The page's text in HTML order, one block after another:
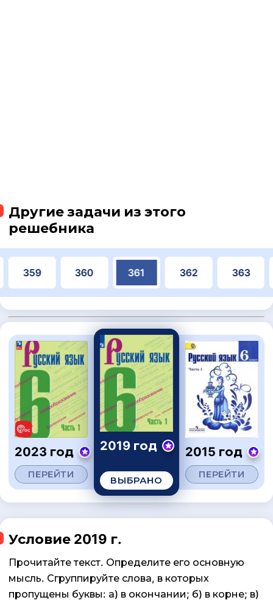
Другие задачи из этого
решебника
359 360 361 362 363
2023 год
ПЕРЕЙТИ
2019 год
ВЫБРАНО
2015 год
ПЕРЕЙТИ
Условие 2019 г.
Прочитайте текст. Определите его основную
мысль. Сгруппируйте слова, в которых
пропущены буквы: а) в окончании; б) в корне; в)